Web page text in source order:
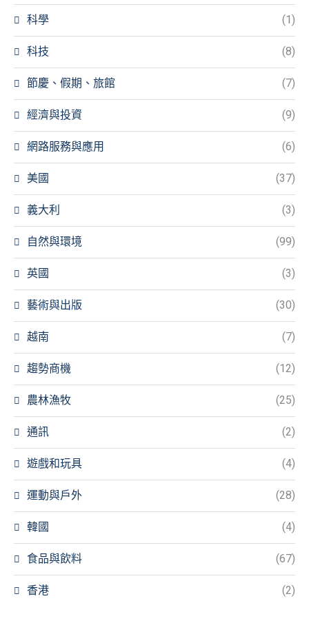
科學 (1)
科技 (8)
節慶、假期、旅館 (7)
經濟與投資 (9)
網路服務與應用 (6)
美國 (37)
義大利 (3)
自然與環境 (99)
英國 (3)
藝術與出版 (30)
越南 (7)
趨勢商機 (12)
農林漁牧 (25)
通訊 (2)
遊戲和玩具 (4)
運動與戶外 (28)
韓國 (4)
食品與飲料 (67)
香港 (2)